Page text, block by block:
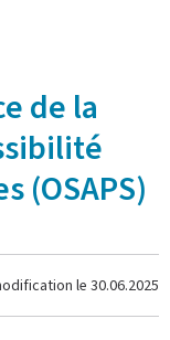
de la
(OSAPS)
le 30.06.2025